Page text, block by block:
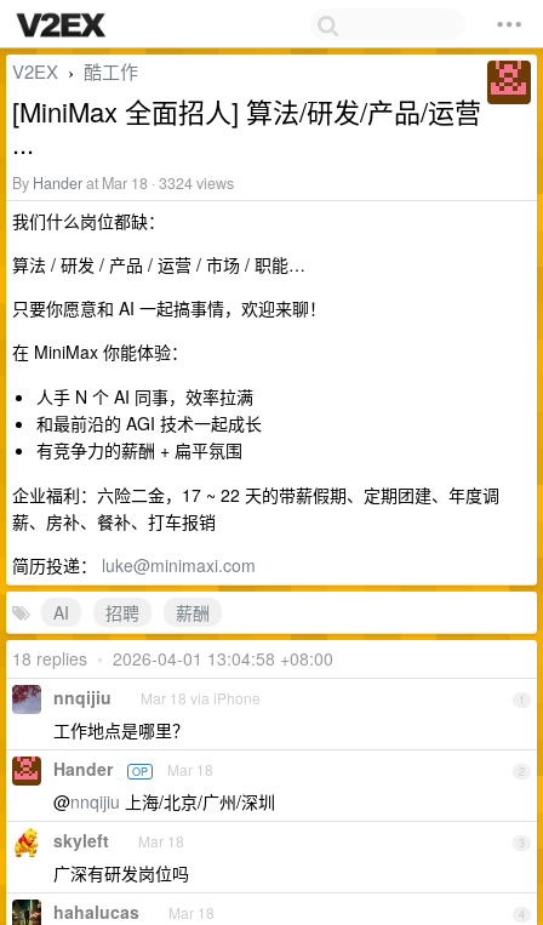
V2EX › 酷工作
[MiniMax 全面招人] 算法/研发/产品/运营
...
By Handerat Mar 18 · 3324 views
我们什么岗位都缺：
算法 / 研发 / 产品 / 运营 / 市场 / 职能…
只要你愿意和 AI 一起搞事情，欢迎来聊！
在 MiniMax 你能体验：
人手 N 个 AI 同事，效率拉满
和最前沿的 AGI 技术一起成长
有竞争力的薪酬 + 扁平氛围
企业福利：六险二金，17 ~ 22 天的带薪假期、定期团建、年度调
薪、房补、餐补、打车报销
简历投递： luke@minimaxi.com
AI
招聘
薪酬
18 replies • 2026-04-01 13:04:58 +08:00
1
nnqijiu Mar 18 via iPhone
工作地点是哪里？
2
Hander OP Mar 18
@nnqijiu 上海/北京/广州/深圳
3
skyleft Mar 18
广深有研发岗位吗
4
hahalucas Mar 18